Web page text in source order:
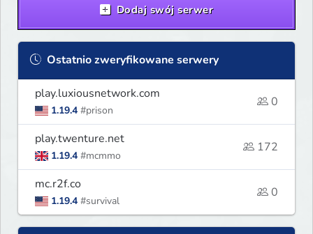
Dodaj swój serwer
Ostatnio zweryfikowane serwery
play.luxiousnetwork.com
1.19.4 #prison
0
play.twenture.net
1.19.4 #mcmmo
172
mc.r2f.co
1.19.4 #survival
0